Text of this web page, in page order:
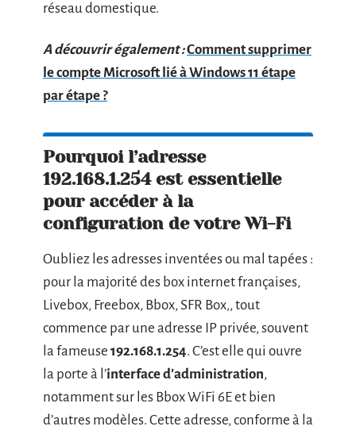
réseau domestique.
A découvrir également :Comment supprimer
le compte Microsoft lié à Windows 11 étape
par étape ?
Pourquoi l’adresse
192.168.1.254 est essentielle
pour accéder à la
configuration de votre Wi-Fi
Oubliez les adresses inventées ou mal tapées :
pour la majorité des box internet françaises,
Livebox, Freebox, Bbox, SFR Box,, tout
commence par une adresse IP privée, souvent
la fameuse 192.168.1.254. C’est elle qui ouvre
la porte à l’interface d’administration,
notamment sur les Bbox WiFi 6E et bien
d’autres modèles. Cette adresse, conforme à la